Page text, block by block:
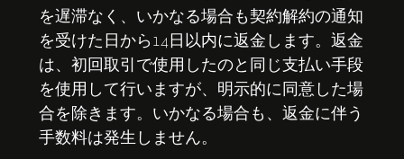
を遅滞なく、いかなる場合も契約解約の通知
を受けた日から14日以内に返金します。返金
は、初回取引で使用したのと同じ支払い手段
を使用して行いますが、明示的に同意した場
合を除きます。いかなる場合も、返金に伴う
手数料は発生しません。